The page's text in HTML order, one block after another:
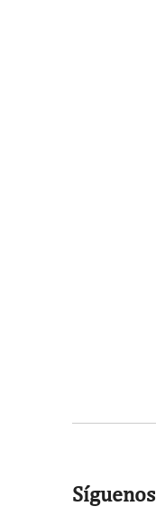
Síguenos